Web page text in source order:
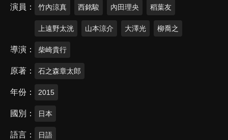
演員 竹內涼真 西銘駿 內田理央 稻葉友
上遠野太洸 山本涼介 大澤光 柳喬之
導演 柴崎貴行
原著 石之森章太郎
年份 2015
國別 日本
語言 日語